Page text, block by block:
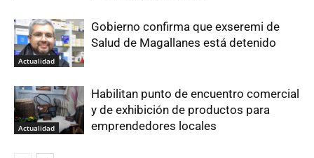
Actualidad
Gobierno confirma que exseremi de
Salud de Magallanes está detenido
Actualidad
Habilitan punto de encuentro comercial
y de exhibición de productos para
emprendedores locales